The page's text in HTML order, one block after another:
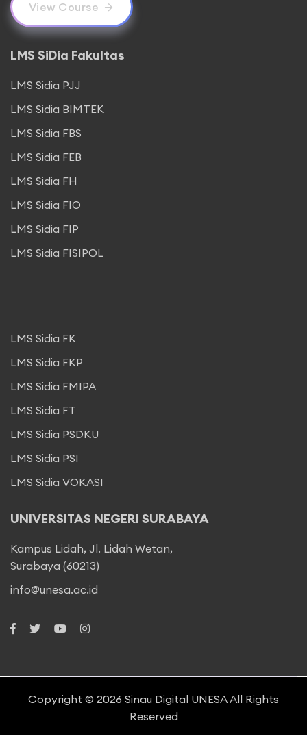
View Course
LMS SiDia Fakultas
LMS Sidia PJJ
LMS Sidia BIMTEK
LMS Sidia FBS
LMS Sidia FEB
LMS Sidia FH
LMS Sidia FIO
LMS Sidia FIP
LMS Sidia FISIPOL
LMS Sidia FK
LMS Sidia FKP
LMS Sidia FMIPA
LMS Sidia FT
LMS Sidia PSDKU
LMS Sidia PSI
LMS Sidia VOKASI
UNIVERSITAS NEGERI SURABAYA
Kampus Lidah, Jl. Lidah Wetan,
Surabaya (60213)
info@unesa.ac.id
Copyright © 2026 Sinau Digital UNESAAll Rights
Reserved